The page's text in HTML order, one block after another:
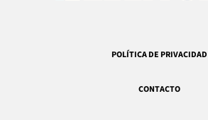
POLÍTICA DE PRIVACIDAD
CONTACTO